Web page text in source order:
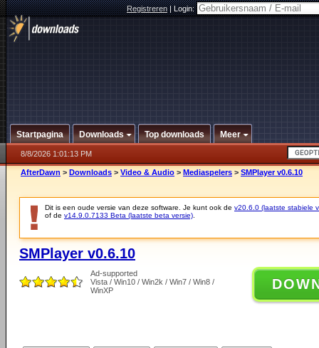
Registreren|Login:
Startpagina Downloads Top downloads Meer
8/8/2026 1:01:13 PM
AfterDawn > Downloads > Video & Audio > Mediaspelers > SMPlayer v0.6.10
Dit is een oude versie van deze software. Je kunt ook de v20.6.0 (laatste stabiele
of de v14.9.0.7133 Beta (laatste beta versie)
SMPlayer v0.6.10
Ad-supported
Vista / Win10 / Win2k / Win7 / Win8 /
WinXP